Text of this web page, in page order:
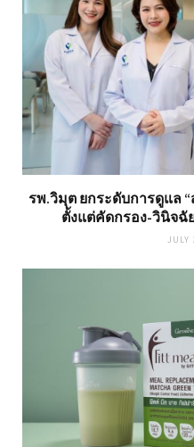
รพ.วิมุต ยกระดับการดูแล
ตั้งแต่คัดกรอง-วินิจ
JULY